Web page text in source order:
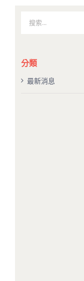
果：
分類
最新消息